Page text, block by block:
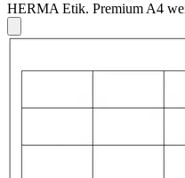
HERMA Etik. Premium A4